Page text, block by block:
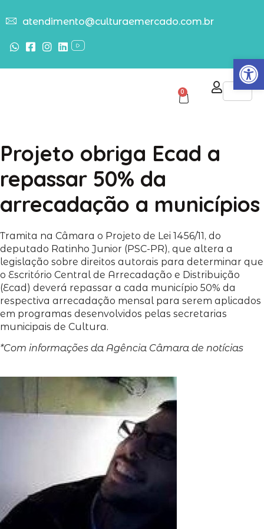
atendimento@culturaemercado.com.br
0
Projeto obriga Ecad a
repassar 50% da
arrecadação a municípios
Tramita na Câmara o Projeto de Lei 1456/11, do
deputado Ratinho Junior (PSC-PR), que altera a
legislação sobre direitos autorais para determinar que
o Escritório Central de Arrecadação e Distribuição
(Ecad) deverá repassar a cada município 50% da
respectiva arrecadação mensal para serem aplicados
em programas desenvolvidos pelas secretarias
municipais de Cultura.
*Com informações da Agência Câmara de notícias
Abrir